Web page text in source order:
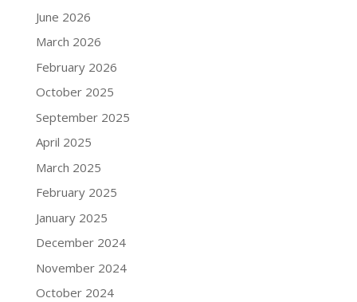
June 2026
March 2026
February 2026
October 2025
September 2025
April 2025
March 2025
February 2025
January 2025
December 2024
November 2024
October 2024